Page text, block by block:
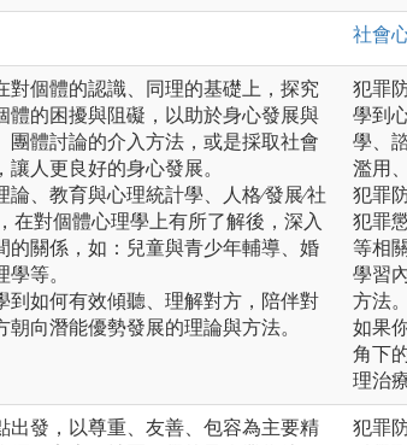
社會
對個體的認識、同理的基礎上，探究
體的困擾與阻礙，以助於身心發展與
團體討論的介入方法，或是採取社會
人更良好的身心發展。
、教育與心理統計學、人格∕發展∕社
在對個體心理學上有所了解後，深入
的關係，如：兒童與青少年輔導、婚
等。
到如何有效傾聽、理解對方，陪伴對
向潛能優勢發展的理論與方法。
犯罪
學到
學、
濫用
犯罪
犯罪
等相
學習
方法。
如果
角下
理治
出發，以尊重、友善、包容為主要精
犯罪